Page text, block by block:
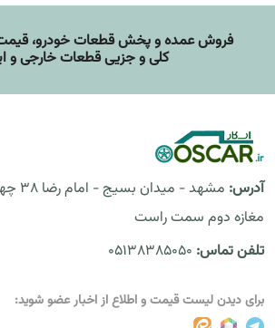
فروش عمده و پخش قطعات خودرو،
کلی و جزیی قطعات خارجی و
آدرس:
مغازه دوم سمت راست
تلفن تماس: 05138385050
برای دیدن لیست قیمت و اطلاع از اخبار عضو شوید: